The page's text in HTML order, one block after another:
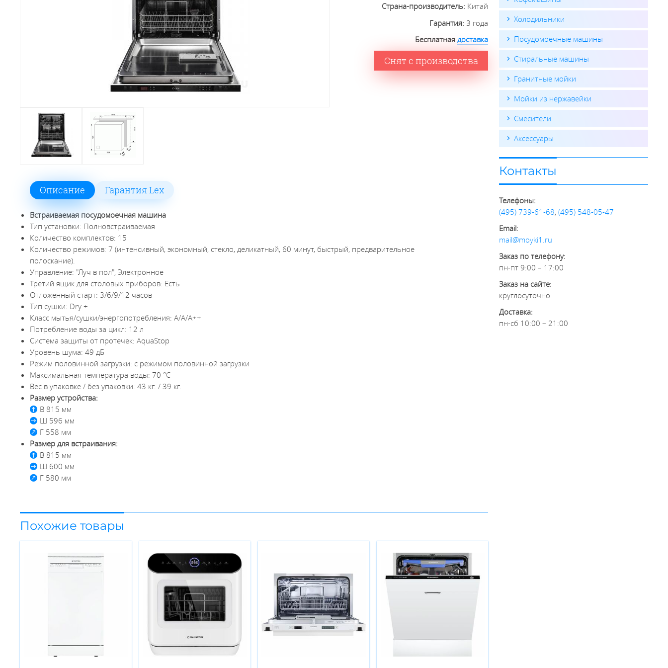
Страна-производитель: Китай
Гарантия:3 года
Бесплатнаядоставка
Снят с производства
Описание Гарантия Lex
Встраиваемая посудомоечная машина
Тип установки: Полновстраиваемая
Количество комплектов: 15
Количество режимов: 7 (интенсивный, экономный, стекло, деликатный, 60 минут, быстрый, предварительное
полоскание).
Управление: "Луч в пол", Электронное
Третий ящик для столовых приборов: Есть
Отложенный старт: 3/6/9/12 часов
Тип сушки: Dry +
Класс мытья/сушки/энергопотребления: A/A/A++
Потребление воды за цикл: 12 л
Система защиты от протечек: AquaStop
Уровень шума: 49 дБ
Режим половинной загрузки: с режимом половинной загрузки
Максимальная температура воды: 70 °C
Вес в упаковке / без упаковки: 43 кг. / 39 кг.
Размер устройства:
В 815 мм
Ш 596 мм
Г 558 мм
Размер для встраивания:
В 815 мм
Ш 600 мм
Г 580 мм
Похожие товары
Холодильники
Посудомоечные машины
Стиральные машины
Гранитные мойки
Мойки из нержавейки
Смесители
Аксессуары
Контакты
Телефоны:
(495) 739-61-68, (495) 548-05-47
Email:
mail@moyki1.ru
Заказ по телефону:
пн-пт 9:00 – 17:00
Заказ на сайте:
круглосуточно
Доставка:
пн-сб 10:00 – 21:00